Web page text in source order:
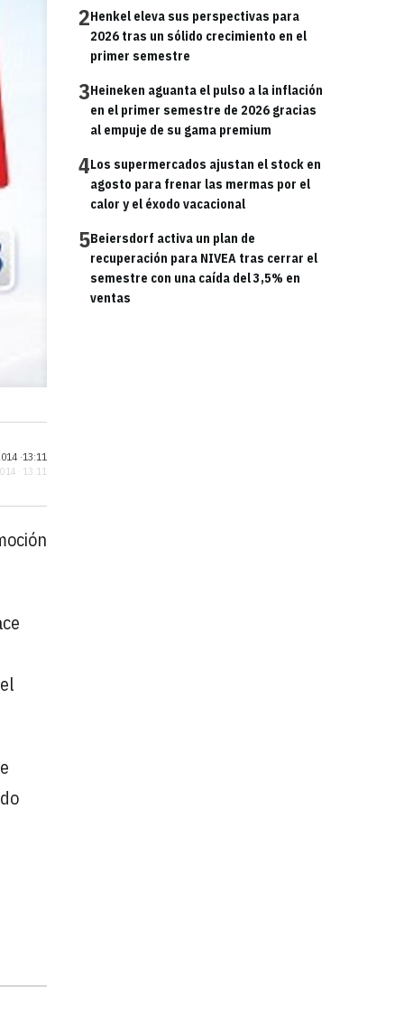
2Henkel eleva sus perspectivas para
2026 tras un sólido crecimiento en el
primer semestre
3Heineken aguanta el pulso a la inflación
en el primer semestre de 2026 gracias
al empuje de su gama premium
4Los supermercados ajustan el stock en
agosto para frenar las mermas por el
calor y el éxodo vacacional
5Beiersdorf activa un plan de
recuperación para NIVEA tras cerrar el
semestre con una caída del 3,5% en
ventas
·13:11
· 13:11